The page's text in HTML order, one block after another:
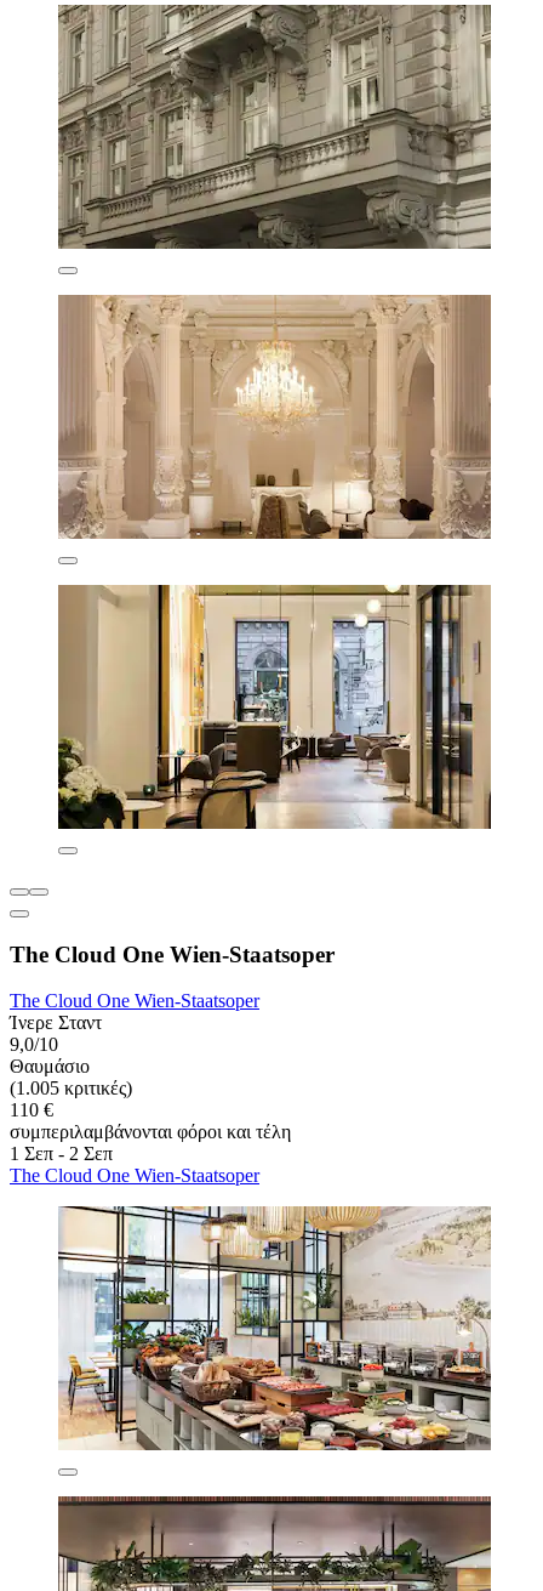
The Cloud One Wien-Staatsoper
The Cloud One Wien-Staatsoper
Ίνερε Σταντ
9,0/10
Θαυμάσιο
(1.005 κριτικές)
110 €
συμπεριλαμβάνονται φόροι και τέλη
1 Σεπ - 2 Σεπ
The Cloud One Wien-Staatsoper